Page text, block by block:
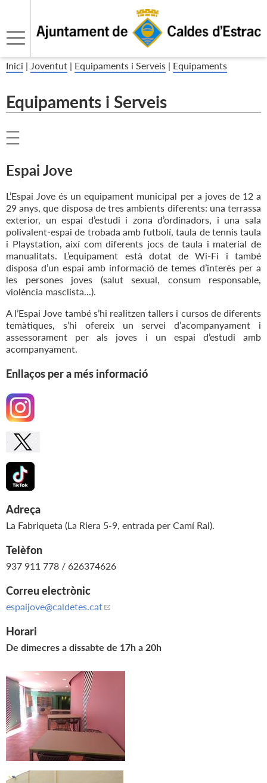
Inici | Joventut | Equipaments i Serveis | Equipaments
Equipaments i Serveis
Espai Jove
L’Espai Jove és un equipament municipal per a joves de 12 a
29 anys, que disposa de tres ambients diferents: una terrassa
exterior, un espai d’estudi i zona d’ordinadors, i una sala
polivalent-espai de trobada amb futbolí, taula de tennis taula
i Playstation, així com diferents jocs de taula i material de
manualitats. L’equipament està dotat de Wi-Fi i també
disposa d’un espai amb informació de temes d’interès per a
les persones joves (salut sexual, consum responsable,
violència masclista...).
A l’Espai Jove també s’hi realitzen tallers i cursos de diferents
temàtiques, s’hi ofereix un servei d’acompanyament i
assessorament per als joves i un espai d’estudi amb
acompanyament.
Enllaços per a més informació
Adreça
La Fabriqueta (La Riera 5-9, entrada per Camí Ral).
Telèfon
937 911 778 / 626374626
Correu electrònic
espaijove@caldetes.cat
Horari
De dimecres a dissabte de 17h a 20h